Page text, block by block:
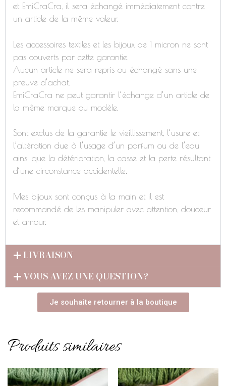
et EmiCraCra, il sera échangé immédiatement contre
un article de la même valeur.
Les accessoires textiles et les bijoux de 1 micron ne sont
pas couverts par cette garantie.
Aucun article ne sera repris ou échangé sans une
preuve d’achat.
EmiCraCra ne peut garantir l’échange d’un article de
la même marque ou modèle.
Sont exclus de la garantie le vieillissement, l’usure et
l’altération due à l’usage d’un parfum ou de l’eau
ainsi que la détérioration, la casse et la perte résultant
d’une circonstance accidentelle.
Mes bijoux sont conçus à la main et il est
recommandé de les manipuler avec attention, douceur
et amour.
LIVRAISON
VOUS AVEZ UNE QUESTION?
Je souhaite retourner à la boutique
Produits similaires